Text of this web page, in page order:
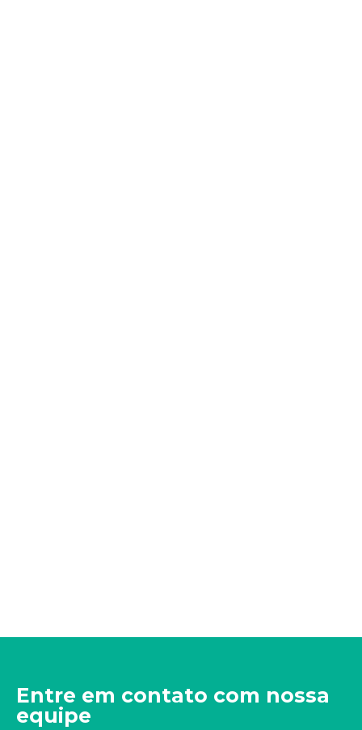
Entre em contato com nossa
equipe